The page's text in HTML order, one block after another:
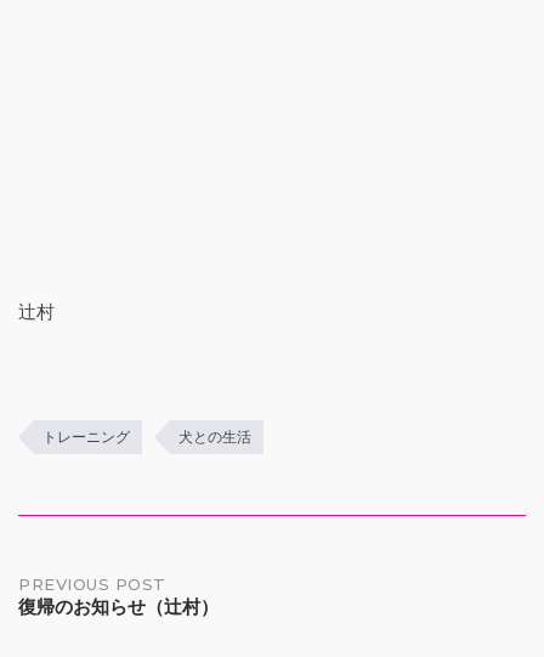
辻村
トレーニング 犬との生活
Post
PREVIOUS POST
復帰のお知らせ（辻村）